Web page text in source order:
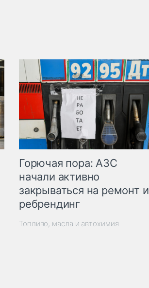
Горючая пора: АЗС
начали активно
закрываться на ремонт и
ребрендинг
Топливо, масла и автохимия